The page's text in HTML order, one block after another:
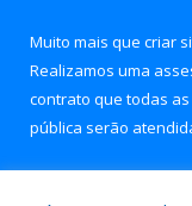
Muito mais que criar
Realizamos uma
contrato que todas
pública serão